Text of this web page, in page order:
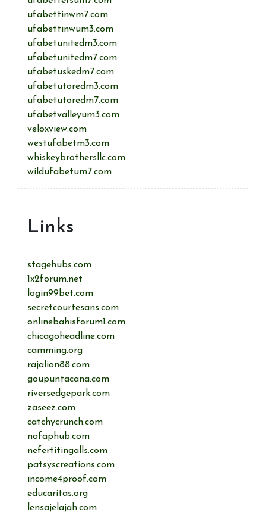
ufabettinwm7.com
ufabettinwum3.com
ufabetunitedm3.com
ufabetunitedm7.com
ufabetuskedm7.com
ufabetutoredm3.com
ufabetutoredm7.com
ufabetvalleyum3.com
veloxview.com
westufabetm3.com
whiskeybrothersllc.com
wildufabetum7.com
Links
stagehubs.com
1x2forum.net
login99bet.com
secretcourtesans.com
onlinebahisforum1.com
chicagoheadline.com
camming.org
rajalion88.com
goupuntacana.com
riversedgepark.com
zaseez.com
catchycrunch.com
nofaphub.com
nefertitingalls.com
patsyscreations.com
income4proof.com
educaritas.org
lensajelajah.com